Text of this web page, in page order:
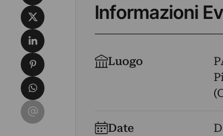
Informazioni
Luogo
Date
Condividi su X
Condividi su LinkedIn
Condividi su Pinterest
Condividi su WhatsApp
Condividi su Email